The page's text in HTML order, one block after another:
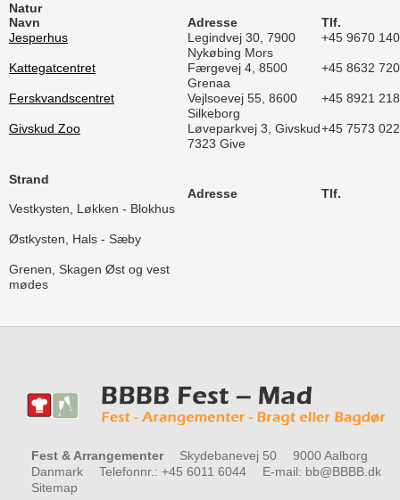
Natur
Navn
Adresse
Tlf.
Jesperhus
Legindvej 30, 7900
Nykøbing Mors
+45 9670
Kattegatcentret
Færgevej 4, 8500
Grenaa
+45 8632
Ferskvandscentret
Vejlsoevej 55, 8600
Silkeborg
+45 8921
Givskud Zoo
Løveparkvej 3, Givskud
7323 Give
+45 7573
Strand
Adresse
Tlf.
Vestkysten, Løkken - Blokhus
Østkysten, Hals - Sæby
Grenen, Skagen Øst og vest
mødes
Fest & Arrangementer Skydebanevej 50
9000 Aalborg
Danmark
Telefonnr.: +45 6011 6044 E-mail: bb@BBBB.dk
Sitemap